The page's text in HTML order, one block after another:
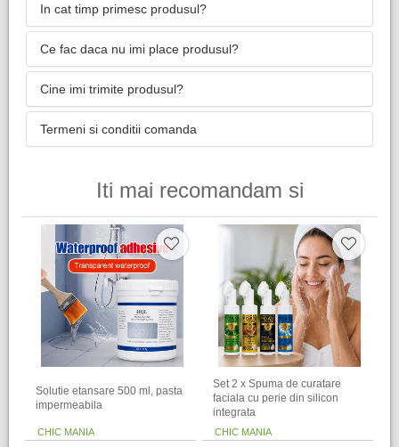
In cat timp primesc produsul?
Ce fac daca nu imi place produsul?
Cine imi trimite produsul?
Termeni si conditii comanda
Iti mai recomandam si
Solutie etansare 500 ml, pasta
impermeabila
CHIC MANIA
Set 2 x Spuma de curatare
faciala cu perie din silicon
integrata
CHIC MANIA